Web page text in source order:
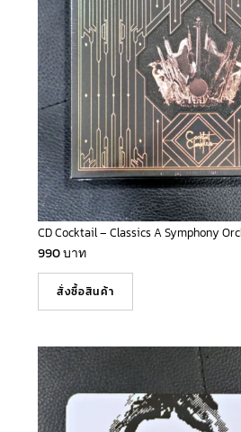
CD Cocktail – Classics A Symphony
990บาท
สั่งซื้อสินค้า